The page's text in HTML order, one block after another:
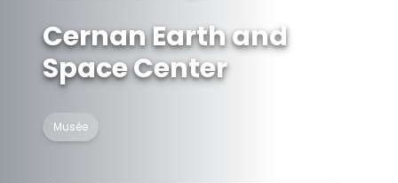
Cernan Earth and
Space Center
Musée